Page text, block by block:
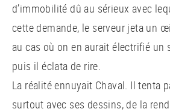
d’immobilité dû au sérieux avec
cette demande, le serveur jeta un
au cas où on en aurait électrifié un
puis il éclata de rire.
La réalité ennuyait Chaval. Il tenta
surtout avec ses dessins, de la